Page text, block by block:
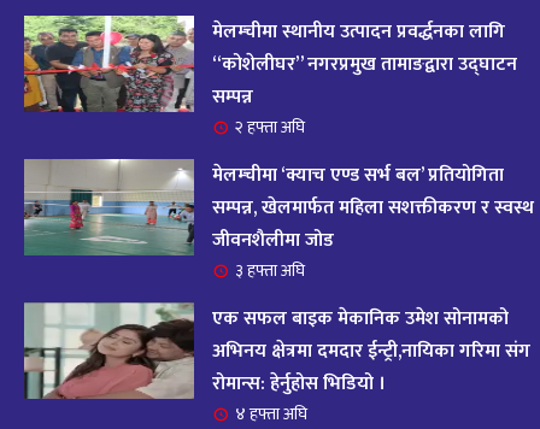
१४ आज २०८२ साल भदौ १६ गते सोमबारको राशिफल
११ महिना अघि
१५
आजको राशिफल : २०८२ भदौ १२ गते बिहीवार, २८
अगस्ट २०२५
११ महिना अघि
१६ आजको राशिफल – २०८२ साल भाद्र १० गते, मंगलबार
१७ आजको राशिफल – २०८२ साल भाद्र १० गते, मंगलबार
११ महिना अघि
मेलम्चीमा स्थानीय उत्पादन प्रवर्द्धनका लागि
“कोशेलीघर” नगरप्रमुख तामाङद्वारा उद्घाटन
सम्पन्न
२ हफ्ता अघि
मेलम्चीमा ‘क्याच एण्ड सर्भ बल’ प्रतियोगिता
सम्पन्न, खेलमार्फत महिला सशक्तीकरण र स्वस्थ
जीवनशैलीमा जोड
३ हफ्ता अघि
एक सफल बाइक मेकानिक उमेश सोनामको
अभिनय क्षेत्रमा दमदार ईन्ट्री,नायिका गरिमा संग
रोमान्स: हेर्नुहोस भिडियो ।
४ हफ्ता अघि